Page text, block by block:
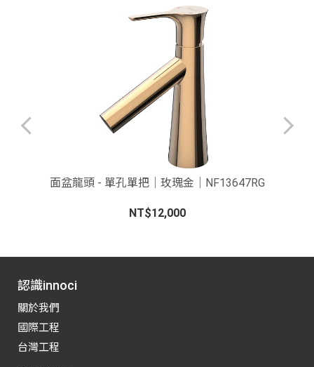
面盆龍頭 - 單孔單把｜玫瑰金｜NF13647RG
NT$12,000
認識innoci
關於我們
國際工程
台灣工程